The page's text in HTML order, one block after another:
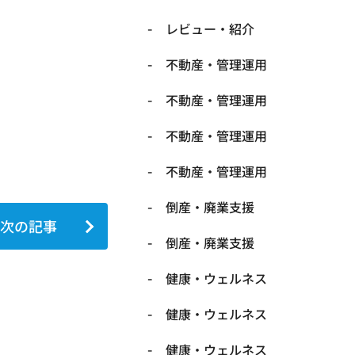
次の記事
レビュー・紹介
不動産・管理運用
不動産・管理運用
不動産・管理運用
不動産・管理運用
倒産・廃業支援
倒産・廃業支援
健康・ウェルネス
健康・ウェルネス
健康・ウェルネス